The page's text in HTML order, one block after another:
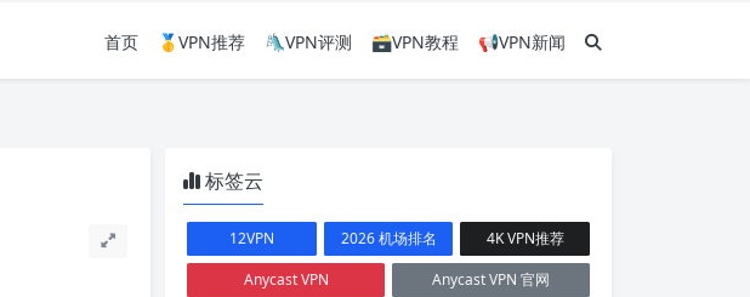
首页 🥇VPN推荐 🛝VPN评测 🗃VPN教程 📢VPN新闻
标签云
12VPN 2026 机场排名
4K VPN推荐
Anycast VPN
Anycast VPN 官网